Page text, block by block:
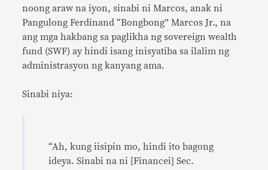
noong araw na iyon, sinabi ni Marcos, anak ni
Pangulong Ferdinand “Bongbong” Marcos Jr., na
ang mga hakbang sa paglikha ng sovereign wealth
fund (SWF) ay hindi isang inisyatiba sa ilalim ng
administrasyon ng kanyang ama.
Sinabi niya:
“Ah, kung iisipin mo, hindi ito bagong
ideya. Sinabi na ni [Financei] Sec.